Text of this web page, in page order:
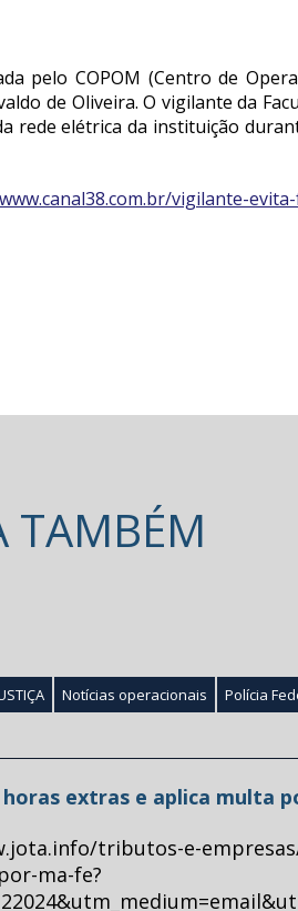
pelo COPOM (Centro de
de Oliveira. O vigilante da
rede elétrica da instituição
vigilante-
TAMBÉM
Notícias operacionais Polícia
extras e aplica multa
tributos-e-
ma-fe?